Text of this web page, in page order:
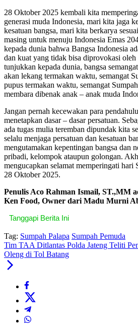
28 Oktober 2025 kembali kita
generasi muda Indonesia, mari kita jaga
kesatuan bangsa, mari kita berkarya
masing untuk menuju Indonesia Emas
kepada dunia bahwa Bangsa Indonesia
dan kuat yang tidak bisa diprovokasi
tunjukkan kepada dunia, bangsa
akan lekang termakan waktu, semangat
pupus termakan waktu, semangat
membara dibenak anak – anak muda
Jangan pernah kecewakan para
menetapkan dasar – dasar persatuan.
ada tugas mulia teremban dipundak kita
selalu menjaga persatuan dan kesatuan
mengutamakan kepentingan bangsa dan
pribadi, kelompok ataupun golongan.
mengucapkan selamat memperingati hari
28 Oktober 2025.
Penulis Aco Rahman Ismail, ST.,MM
Ken Food, Owner dari Madu Murni
Tanggapi Berita Ini
Tag: Sumpah Palapa Sumpah Pemuda
Tim TAA Ditlantas Polda Jateng Teliti
Oleng di Tol Batang